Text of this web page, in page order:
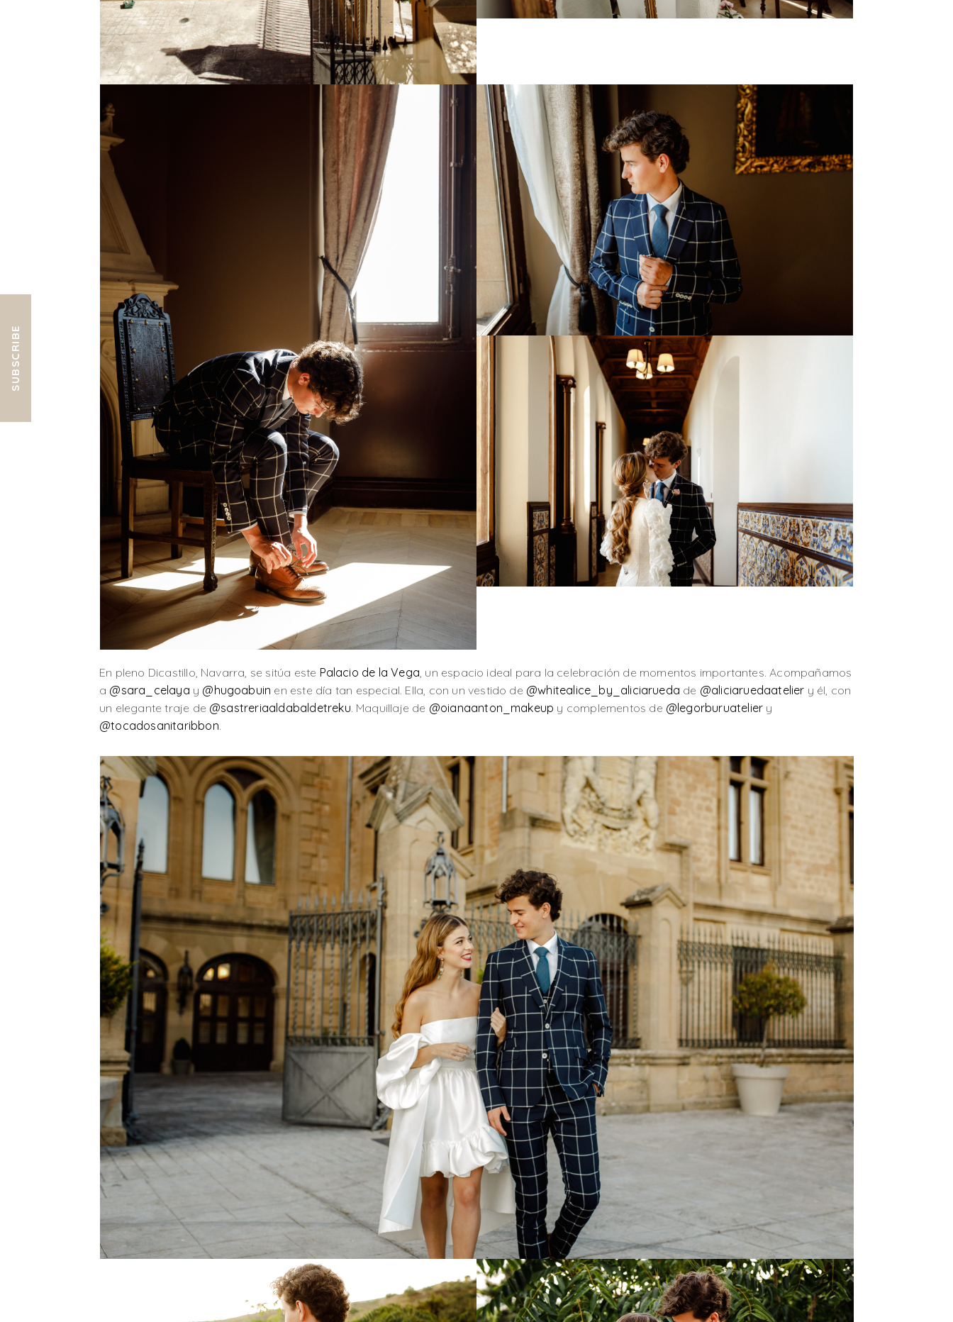
En pleno Dicastillo, Navarra, se sitúa este Palacio de la Vega, un espacio ideal para la celebración de momentos importantes. Acompañamos
a @sara_celaya y @hugoabuin en este día tan especial. Ella, con un vestido de @whitealice_by_aliciarueda de @aliciaruedaatelier y él, con
un elegante traje de @sastreriaaldabaldetreku. Maquillaje de @oianaanton_makeup y complementos de @legorburuatelier y
@tocadosanitaribbon.
SUBSCRIBE